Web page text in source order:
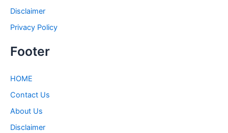
Disclaimer
Privacy Policy
Footer
HOME
Contact Us
About Us
Disclaimer